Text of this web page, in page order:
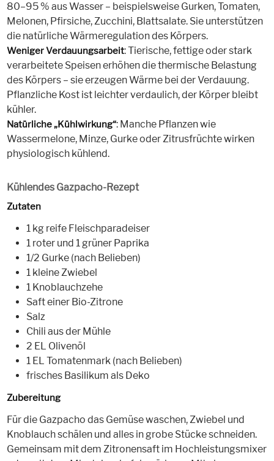
80–95 % aus Wasser – beispielsweise Gurken, Tomaten,
Melonen, Pfirsiche, Zucchini, Blattsalate. Sie unterstützen
die natürliche Wärmeregulation des Körpers.
Weniger Verdauungsarbeit: Tierische, fettige oder stark
verarbeitete Speisen erhöhen die thermische Belastung
des Körpers – sie erzeugen Wärme bei der Verdauung.
Pflanzliche Kost ist leichter verdaulich, der Körper bleibt
kühler.
Natürliche „Kühlwirkung“: Manche Pflanzen wie
Wassermelone, Minze, Gurke oder Zitrusfrüchte wirken
physiologisch kühlend.
Kühlendes Gazpacho-Rezept
Zutaten
1 kg reife Fleischparadeiser
1 roter und 1 grüner Paprika
1/2 Gurke (nach Belieben)
1 kleine Zwiebel
1 Knoblauchzehe
Saft einer Bio-Zitrone
Salz
Chili aus der Mühle
2 EL Olivenöl
1 EL Tomatenmark (nach Belieben)
frisches Basilikum als Deko
Zubereitung
Für die Gazpacho das Gemüse waschen, Zwiebel und
Knoblauch schälen und alles in grobe Stücke schneiden.
Gemeinsam mit dem Zitronensaft im Hochleistungsmixer